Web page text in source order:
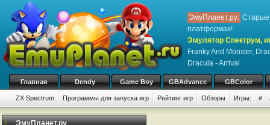
ЭмуПланет.ру: Старые
платформах!
Эмулятор Спектрум,
Franky And Monster,
Dracula - Arrival
Главная Dendy Game Boy GBAdvance GBColor
ZX Spectrum Программы для запуска игр Рейтинг игр Обзоры Игры: #
ЭмуПланет.ру